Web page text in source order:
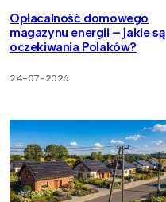
Opłacalność domowego
magazynu energii – jakie są
oczekiwania Polaków?
24-07-2026